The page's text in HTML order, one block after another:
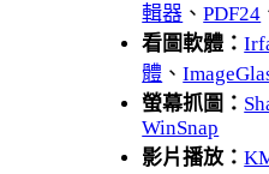
輯器 、PDF24
看圖軟體：
體 、
螢幕抓圖：
WinSnap
影片播放：